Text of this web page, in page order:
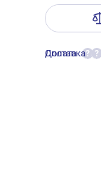
Оплата ?
Доставка ?